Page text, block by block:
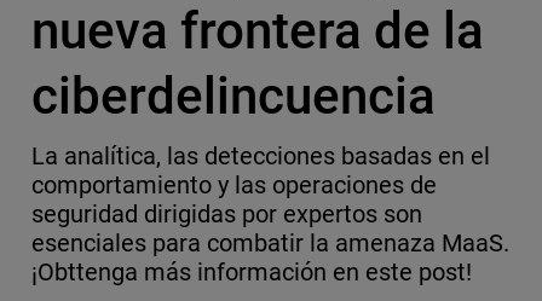
nueva frontera de la
ciberdelincuencia
La analítica, las detecciones basadas en el
comportamiento y las operaciones de
seguridad dirigidas por expertos son
esenciales para combatir la amenaza MaaS.
¡Obttenga más información en este post!